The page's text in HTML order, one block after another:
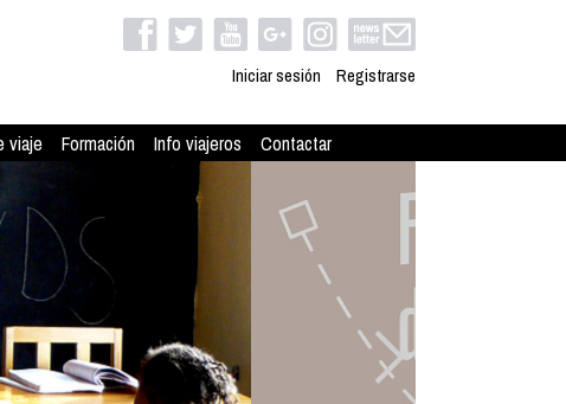
Iniciar sesión Registrarse
viaje Formación Info viajeros Contactar